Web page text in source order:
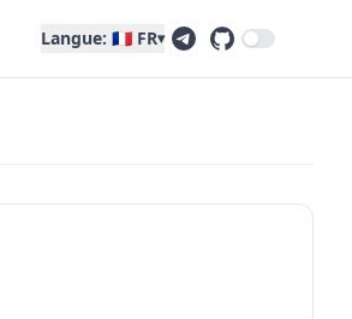
Langue: 🇫🇷 FR▾